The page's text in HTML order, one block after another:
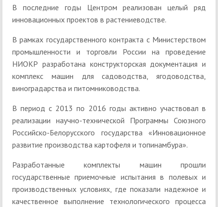
В последние годы Центром реализован целый ряд
инновационных проектов в растениеводстве.
В рамках государственного контракта с Министерством
промышленности и торговли России на проведение
НИОКР разработана конструкторская документация и
комплекс машин для садоводства, ягодоводства,
виноградарства и питомниководства.
В период с 2013 по 2016 годы активно участвовал в
реализации научно-технической Программы Союзного
Российско-Белорусского государства «Инновационное
развитие производства картофеля и топинамбура».
Разработанные комплекты машин прошли
государственные приемочные испытания в полевых и
производственных условиях, где показали надежное и
качественное выполнение технологического процесса